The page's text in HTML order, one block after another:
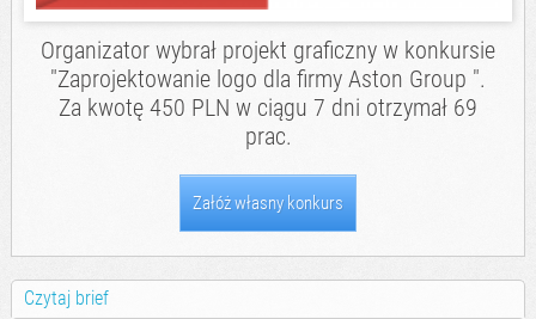
Organizator wybrał projekt graficzny w konkursie
"Zaprojektowanie logo dla firmy Aston Group ".
Za kwotę 450 PLN w ciągu 7 dni otrzymał 69
prac.
Załóż własny konkurs
Czytaj brief